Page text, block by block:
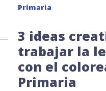
Primaria
3 ideas
trabajar la
con el
Primaria